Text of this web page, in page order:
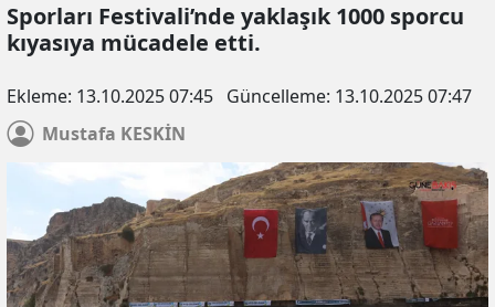
Sporları Festivali’nde yaklaşık 1000 sporcu
kıyasıya mücadele etti.
Ekleme: 13.10.2025 07:45 Güncelleme: 13.10.2025 07:47
Mustafa KESKİN